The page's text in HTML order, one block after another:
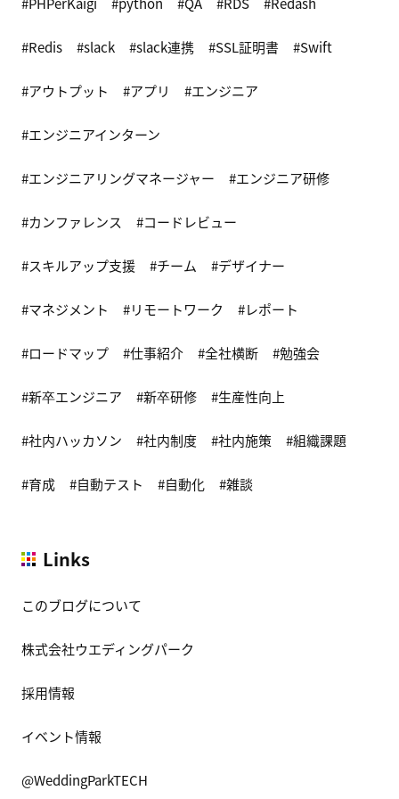
Redis slack slack連携 SSL証明書 Swift
アウトプット アプリ エンジニア
エンジニアインターン
エンジニアリングマネージャー エンジニア研修
カンファレンス コードレビュー
スキルアップ支援 チーム デザイナー
マネジメント リモートワーク レポート
ロードマップ 仕事紹介 全社横断 勉強会
新卒エンジニア 新卒研修 生産性向上
社内ハッカソン 社内制度 社内施策 組織課題
育成 自動テスト 自動化 雑談
Links
このブログについて
株式会社ウエディングパーク
採用情報
イベント情報
@WeddingParkTECH